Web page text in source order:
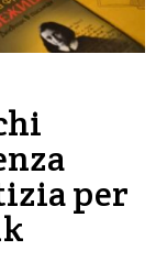
per